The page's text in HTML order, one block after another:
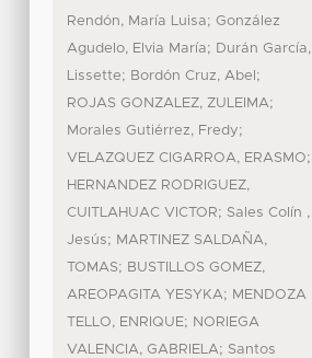
Rendón, María Luisa; González
Agudelo, Elvia María; Durán García,
Lissette; Bordón Cruz, Abel ;
ROJAS GONZALEZ, ZULEIMA;
Morales Gutiérrez, Fredy;
VELAZQUEZ CIGARROA, ERASMO;
HERNANDEZ RODRIGUEZ,
CUITLAHUAC VICTOR; Sales Colín ,
Jesús; MARTINEZ SALDAÑA,
TOMAS; BUSTILLOS GOMEZ,
AREOPAGITA YESYKA; MENDOZA
TELLO, ENRIQUE; NORIEGA
VALENCIA, GABRIELA; Santos